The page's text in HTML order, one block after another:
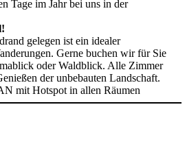
Tage im Jahr bei uns in der
gelegen ist ein idealer
Gerne buchen wir für Sie
oder Waldblick. Alle Zimmer
der unbebauten Landschaft.
mit Hotspot in allen Räumen